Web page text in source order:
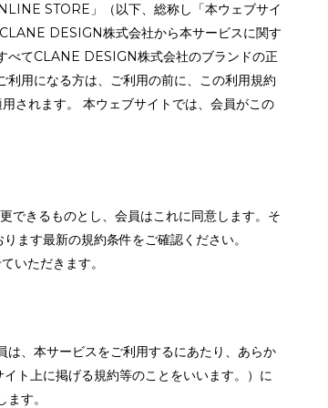
STORE」（以下、総称し「本ウェブサイ
DESIGN株式会社から本サービスに関す
べてCLANE DESIGN株式会社のブランドの正
用になる方は、ご利用の前に、この利用規約
されます。 本ウェブサイトでは、会員がこの
できるものとし、会員はこれに同意します。そ
ます最新の規約条件をご確認ください。
いただきます。
、本サービスをご利用するにあたり、あらか
ト上に掲げる規約等のことをいいます。）に
す。